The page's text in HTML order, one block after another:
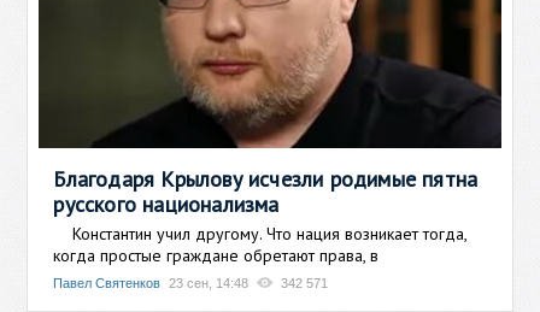
Благодаря Крылову исчезли родимые пятна
русского национализма
Константин учил другому. Что нация возникает тогда,
когда простые граждане обретают права, в
Павел Святенков 23 сен, 14:48 342 571